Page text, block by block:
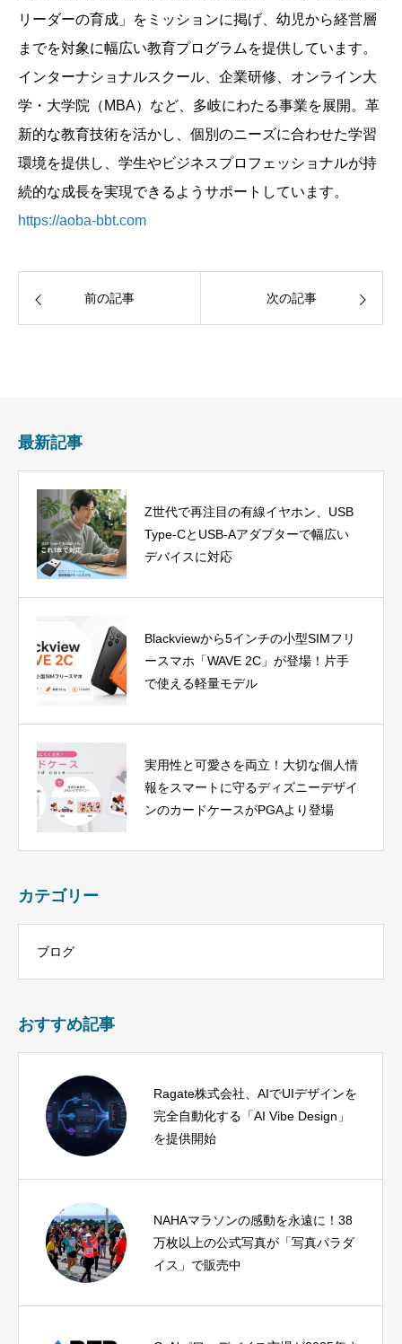
リーダーの育成」をミッションに掲げ、幼児から経営層
までを対象に幅広い教育プログラムを提供しています。
インターナショナルスクール、企業研修、オンライン大
学・大学院（MBA）など、多岐にわたる事業を展開。革
新的な教育技術を活かし、個別のニーズに合わせた学習
環境を提供し、学生やビジネスプロフェッショナルが持
続的な成長を実現できるようサポートしています。
https://aoba-bbt.com
前の記事 次の記事
最新記事
Z世代で再注目の有線イヤホン、USB
Type-CとUSB-Aアダプターで幅広い
デバイスに対応
Blackviewから5インチの小型SIMフリ
ースマホ「WAVE 2C」が登場！片手
で使える軽量モデル
実用性と可愛さを両立！大切な個人情
報をスマートに守るディズニーデザイ
ンのカードケースがPGAより登場
カテゴリー
ブログ
おすすめ記事
Ragate株式会社、AIでUIデザインを
完全自動化する「AI Vibe Design」
を提供開始
NAHAマラソンの感動を永遠に！38
万枚以上の公式写真が「写真パラダ
イス」で販売中